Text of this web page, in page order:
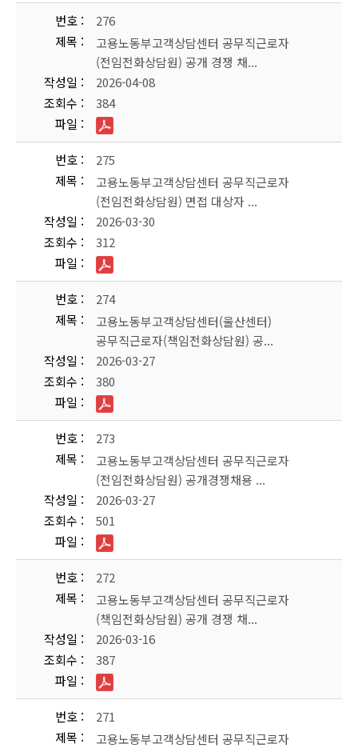
번호
276
제목
고용노동부고객상담센터 공무직근로자
(전임전화상담원) 공개 경쟁 채...
작성일
2026-04-08
조회수
384
파일
번호
275
제목
고용노동부고객상담센터 공무직근로자
(전임전화상담원) 면접 대상자 ...
작성일
2026-03-30
조회수
312
파일
번호
274
제목
고용노동부고객상담센터(울산센터)
공무직근로자(책임전화상담원) 공...
작성일
2026-03-27
조회수
380
파일
번호
273
제목
고용노동부고객상담센터 공무직근로자
(전임전화상담원) 공개경쟁채용 ...
작성일
2026-03-27
조회수
501
파일
번호
272
제목
고용노동부고객상담센터 공무직근로자
(책임전화상담원) 공개 경쟁 채...
작성일
2026-03-16
조회수
387
파일
번호
271
제목
고용노동부고객상담센터 공무직근로자